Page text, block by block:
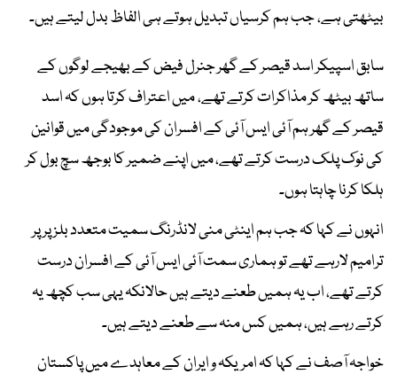
بیٹھتی ہے، جب ہم کرسیاں تبدیل ہوتے ہی الفاظ بدل لیتے ہیں۔
سابق اسپیکر اسد قیصر کے گھر جنرل فیض کے بھیجے لوگوں کے
ساتھ بیٹھ کر مذاکرات کرتے تھے، میں اعتراف کرتا ہوں کہ اسد
قیصر کے گھر ہم آئی ایس آئی کے افسران کی موجودگی میں قوانین
کی نوک پلک درست کرتے تھے، میں اپنے ضمیر کا بوجھ سچ بول کر
ہلکا کرنا چاہتا ہوں۔
انہوں نے کہا کہ جب ہم اینٹی منی لانڈرنگ سمیت متعدد بلز پر پر
ترامیم لارہے تھے تو ہماری سمت آئی ایس آئی کے افسران درست
کرتے تھے، اب یہ ہمیں طعنے دیتے ہیں حالانکہ یہی سب کچھ یہ
کرتے رہے ہیں، ہمیں کس منہ سے طعنے دیتے ہیں۔
خواجہ آصف نے کہا کہ امریکہ و ایران کے معاہدے میں پاکستان